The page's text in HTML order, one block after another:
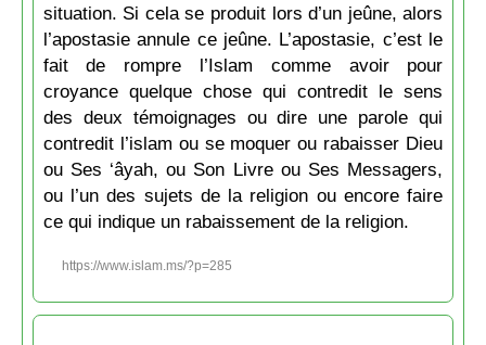
situation. Si cela se produit lors d’un jeûne, alors
l’apostasie annule ce jeûne. L’apostasie, c’est le
fait de rompre l’Islam comme avoir pour
croyance quelque chose qui contredit le sens
des deux témoignages ou dire une parole qui
contredit l’islam ou se moquer ou rabaisser Dieu
ou Ses ‘âyah, ou Son Livre ou Ses Messagers,
ou l’un des sujets de la religion ou encore faire
ce qui indique un rabaissement de la religion.
https://www.islam.ms/?p=285